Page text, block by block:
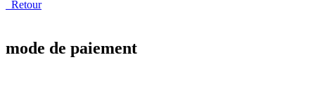
Retour
mode de paiement